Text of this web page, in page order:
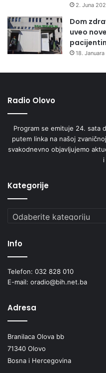
2. Juna
Dom
uveo
18.
Radio Olovo
Program se emituje 24. sata
putem linka na našoj
svakodnevno objavljujemo
Kategorije
Kategorije
Info
Telefon: 032 828 010
E-mail: oradio@bih.net.ba
Adresa
Branilaca Olova bb
71340 Olovo
Bosna i Hercegovina